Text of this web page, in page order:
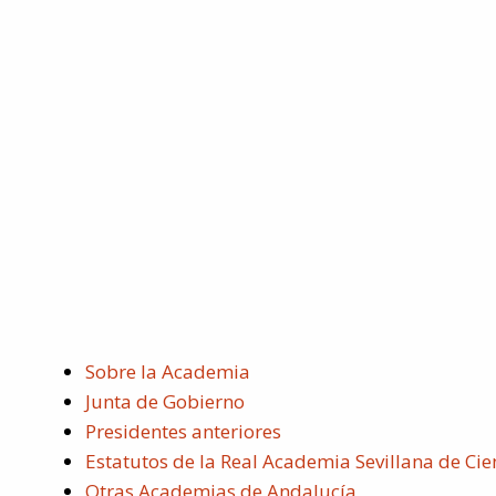
Sobre la Academia
Junta de Gobierno
Presidentes anteriores
Estatutos de la Real Academia Sevillana de